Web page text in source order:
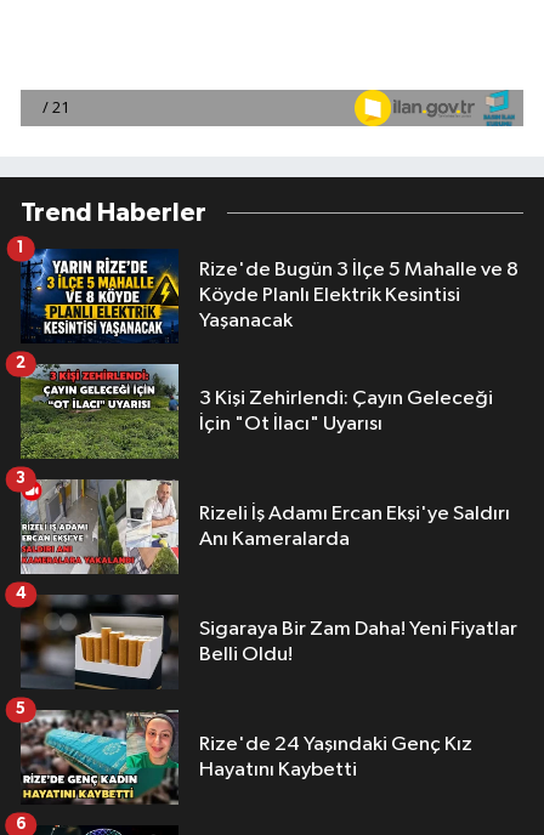
Trend Haberler
Rize'de Bugün 3 İlçe 5 Mahalle ve 8
Köyde Planlı Elektrik Kesintisi
Yaşanacak
1
3 Kişi Zehirlendi: Çayın Geleceği
İçin "Ot İlacı" Uyarısı
2
Rizeli İş Adamı Ercan Ekşi'ye Saldırı
Anı Kameralarda
3
Sigaraya Bir Zam Daha! Yeni Fiyatlar
Belli Oldu!
4
Rize'de 24 Yaşındaki Genç Kız
Hayatını Kaybetti
5
6